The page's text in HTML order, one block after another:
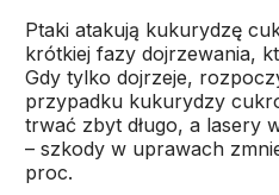
Ptaki atakują kukurydzę
krótkiej fazy dojrzewania,
Gdy tylko dojrzeje,
przypadku kukurydzy
trwać zbyt długo, a lasery
– szkody w uprawach
proc.